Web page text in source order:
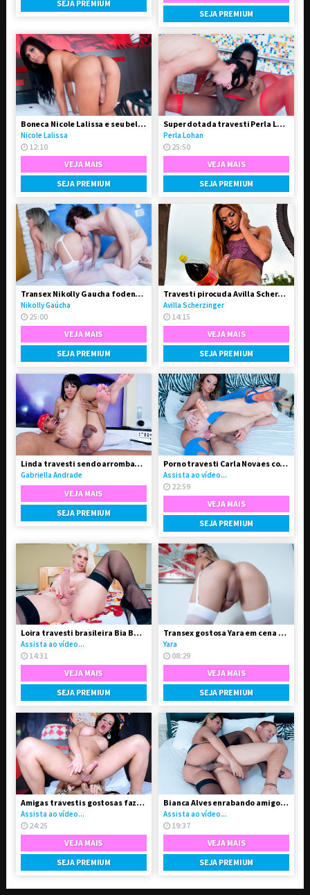
SEJA PREMIUM
SEJA PREMIUM
Boneca Nicole Lalissa e seu belo e grande dote
Nicole Lalissa
12:10
VEJA MAIS
SEJA PREMIUM
Super dotada travesti Perla Lohan fodeu o garotão
Perla Lohan
25:50
VEJA MAIS
SEJA PREMIUM
Transex Nikolly Gaucha fodendo o boy Marquinhos
Nikolly Gaúcha
25:00
VEJA MAIS
SEJA PREMIUM
Travesti pirocuda Avilla Scherzinger
Avilla Scherzinger
14:15
VEJA MAIS
SEJA PREMIUM
Linda travesti sendo arrombada pelo seu Boy
Gabriella Andrade
VEJA MAIS
SEJA PREMIUM
Porno travesti Carla Novaes comendo homem
Assista ao vídeo...
22:59
VEJA MAIS
SEJA PREMIUM
Loira travesti brasileira Bia Bastos pelada
Assista ao vídeo...
14:31
VEJA MAIS
SEJA PREMIUM
Transex gostosa Yara em cena solo
Yara
08:29
VEJA MAIS
SEJA PREMIUM
Amigas travestis gostosas fazendo troca-troca
Assista ao vídeo...
24:25
VEJA MAIS
SEJA PREMIUM
Bianca Alves enrabando amigo gay
Assista ao vídeo...
19:37
VEJA MAIS
SEJA PREMIUM